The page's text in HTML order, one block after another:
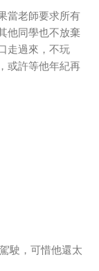
當老師要求所有
他同學也不放棄
走過來，不玩
或許等他年紀再
駛，可惜他還太